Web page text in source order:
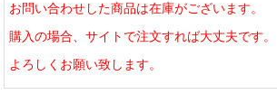
お問い合わせした商品は在庫がございます。
購入の場合、サイトで注文すれば大丈夫です。
よろしくお願い致します。